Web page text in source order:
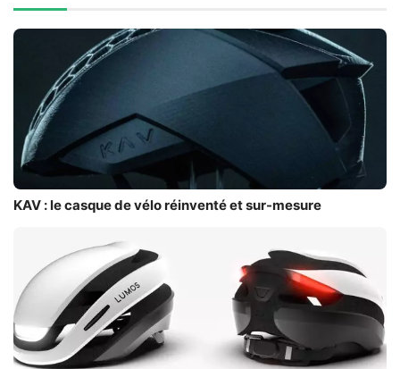
KAV : le casque de vélo réinventé et sur-mesure